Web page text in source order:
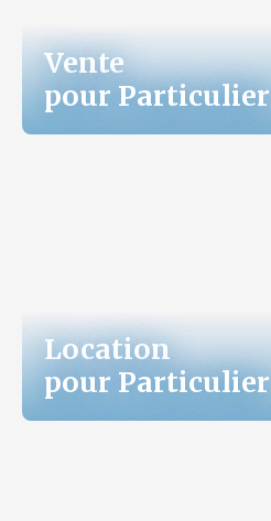
Vente
pour Particulier
Location
pour Particulier